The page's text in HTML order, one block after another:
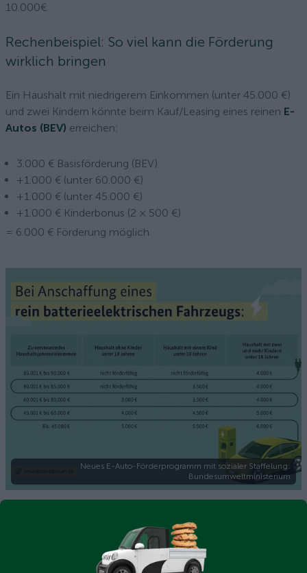
10.000€.
Rechenbeispiel: So viel kann die Förderung
wirklich bringen
Ein Haushalt mit niedrigerem Einkommen (unter 45.000 €)
und zwei Kindern könnte beim Kauf/Leasing eines reinen E-
Autos (BEV) erreichen:
3.000 € Basisförderung (BEV)
+1.000 € (unter 60.000 €)
+1.000 € (unter 45.000 €)
+1.000 € Kinderbonus (2 × 500 €)
= 6.000 € Förderung möglich
Neues E-Auto-Förderprogramm mit sozialer Staffelung:
Bundesumweltministerium
Tipps: So sichern Sie sich die Förderung ohne